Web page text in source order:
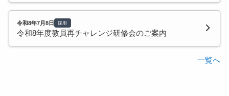
令和8年7月8日 採用
令和8年度教員再チャレンジ研修会のご案内
一覧へ